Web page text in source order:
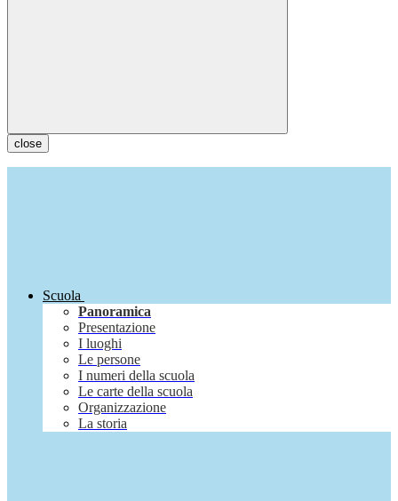
close
Scuola
Panoramica
Presentazione
I luoghi
Le persone
I numeri della scuola
Le carte della scuola
Organizzazione
La storia